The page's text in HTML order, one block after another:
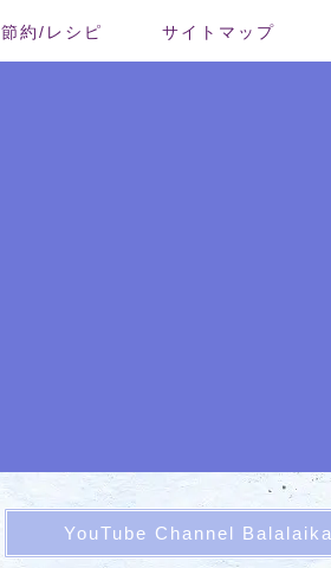
節約/レシピ サイトマップ
YouTube Channel Balalaika